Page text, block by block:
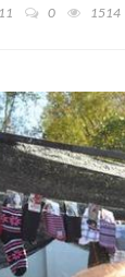
0 1514